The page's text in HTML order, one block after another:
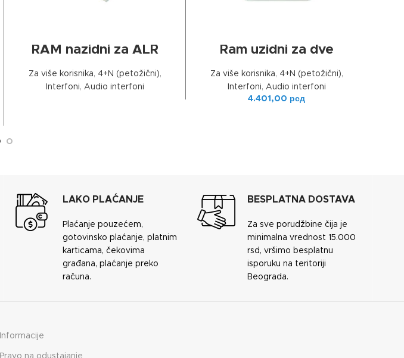
ПРОЧИТАЈТЕ ЈОШ
RAM nazidni za ALR
Za više korisnika, 4+N (petožični),
Interfoni, Audio interfoni
ДОДАЈ У КОРПУ
Ram uzidni za dve
Za više korisnika, 4+N (petožični),
Interfoni, Audio interfoni
4.401,00 рсд
LAKO PLAĆANJE
Plaćanje pouzećem,
gotovinsko plaćanje, platnim
karticama, čekovima
građana, plaćanje preko
računa.
BESPLATNA DOSTAVA
Za sve porudžbine čija je
minimalna vrednost 15.000
rsd, vršimo besplatnu
isporuku na teritoriji
Beograda.
Informacije
Pravo na odustajanje